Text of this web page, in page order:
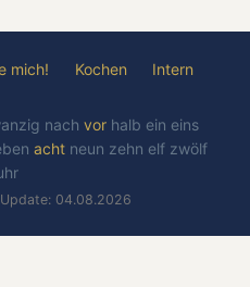
mich! Kochen Intern
nach vor halb ein eins
acht neun zehn elf zwölf
04.08.2026